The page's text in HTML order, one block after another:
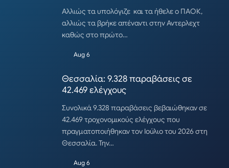
Αλλιώς τα υπολόγιζε και τα ήθελε ο ΠΑΟΚ,
αλλιώς τα βρήκε απέναντι στην Αντερλεχτ
καθώς στο πρώτο…
Aug 6
Θεσσαλία: 9.328 παραβάσεις σε
42.469 ελέγχους
Συνολικά 9.328 παραβάσεις βεβαιώθηκαν σε
42.469 τροχονομικούς ελέγχους που
πραγματοποιήθηκαν τον Ιούλιο του 2026 στη
Θεσσαλία. Την…
Aug 6